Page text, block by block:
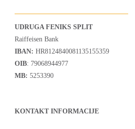
UDRUGA FENIKS SPLIT
Raiffeisen Bank
IBAN: HR8124840081135155359
OIB: 79068944977
MB: 5253390
KONTAKT INFORMACIJE